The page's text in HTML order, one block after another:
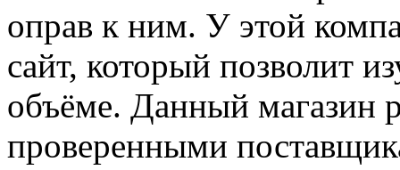
оправ к ним. У этой
сайт, который позволит
объёме. Данный магазин
проверенными